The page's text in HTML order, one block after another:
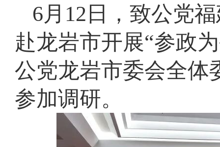
6月12日，致公党
赴龙岩市开展“参政
公党龙岩市委会全体
参加调研。